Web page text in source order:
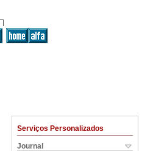
Serviços Personalizados
Journal